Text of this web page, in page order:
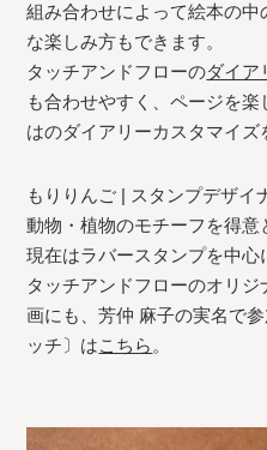
組み合わせによって絵本の中
な楽しみ方もできます。
タッチアンドフローのダイア
も合わせやすく、ページを
はのダイアリーカスタマイズ
もりりんご | スタンプデザイ
動物・植物のモチーフを得意
現在はラバースタンプを中心
タッチアンドフローのオリ
画にも、芳仲 麻子の実名で
ッチ〕はこちら 。